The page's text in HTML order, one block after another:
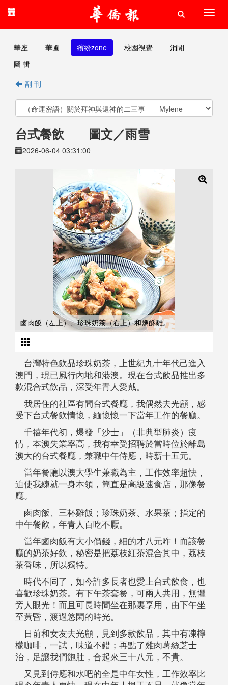
華座 華圃 繽紛zone 校園視覺
消閒
圖 輯
副 刊
台式餐飲 圖文／雨雪
2026-06-04 03:31:00
鹵肉飯（左上）、珍珠奶茶（右上）和鹽酥雞。
台灣特色飲品珍珠奶茶，上世紀九十年代己進入
澳門，現已風行內地和港澳。現在台式飲品推出多
款混合式飲品，深受年青人愛戴。
我居住的社區有間台式餐廳，我偶然去光顧，感
受下台式餐飲情懷，緬懷懷一下當年工作的餐廳。
千禧年代初，爆發「沙士」（非典型肺炎）疫
情，本澳失業率高，我有幸受招聘於當時位於離島
澳大的台式餐廳，兼職中午侍應，時薪十五元。
當年餐廳以澳大學生兼職為主，工作效率超快，
迫使我練就一身本領，簡直是高級速食店，那像餐
廳。
鹵肉飯、三杯雞飯；珍珠奶茶、水果茶；指定的
中午餐飮，年青人百吃不厭。
當年鹵肉飯有大小價錢，細的才八元咋！而該餐
廳的奶茶好飲，秘密是把荔枝紅茶混合其中，荔枝
茶香味，所以獨特。
時代不同了，如今許多長者也愛上台式飲食，也
喜歡珍珠奶茶。有下午茶套餐，可兩人共用，無懼
旁人眼光！而且可長時間坐在那裏享用，由下午坐
至黃昏，渡過悠閑的時光。
日前和女友去光顧，見到多款飲品，其中有凍檸
檬咖啡，一試，味道不錯；再點了雞肉薯絲芝士
治，足讓我們飽肚，合起來三十八元，不貴。
又見到侍應和水吧的全是中年女性，工作效率比